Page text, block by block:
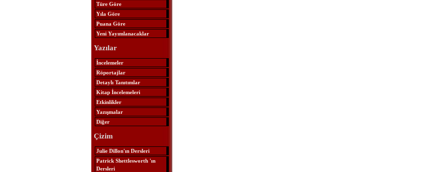
Türe Göre
Yıla Göre
Puana Göre
Yeni Yayımlanacaklar
Yazılar
İncelemeler
Röportajlar
Detaylı Tanıtımlar
Kitap İncelemeleri
Etkinlikler
Yazışmalar
Diğer
Çizim
Julie Dillon'ın Dersleri
Patrick Shettlesworth 'ın
Dersleri